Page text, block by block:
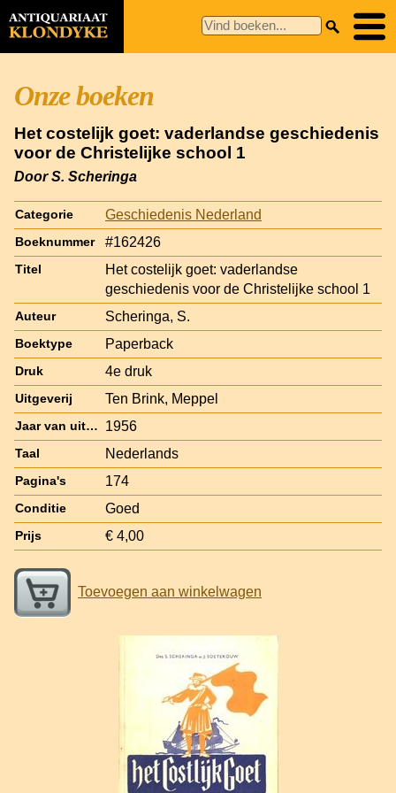
Onze boeken
Het costelijk goet: vaderlandse geschiedenis
voor de Christelijke school 1
Door S. Scheringa
Categorie Geschiedenis Nederland
Boeknummer #162426
Titel
Het costelijk goet: vaderlandse
geschiedenis voor de Christelijke school 1
Auteur Scheringa, S.
Boektype Paperback
Druk 4e druk
Uitgeverij Ten Brink, Meppel
Jaar van uitgave 1956
Taal Nederlands
Pagina's 174
Conditie Goed
Prijs € 4,00
Toevoegen aan winkelwagen